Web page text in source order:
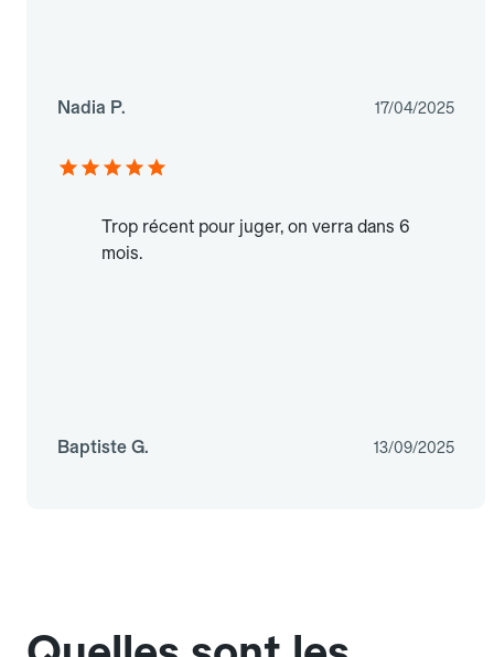
Nadia P. 17/04/2025
Trop récent pour juger, on verra dans 6
mois.
Baptiste G. 13/09/2025